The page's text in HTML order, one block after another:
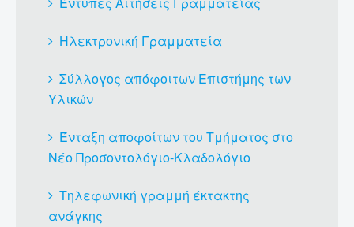
Ηλεκτρονική Γραμματεία
Σύλλογος απόφοιτων Επιστήμης των
Υλικών
Ένταξη αποφοίτων του Τμήματος στο
Νέο Προσοντολόγιο-Κλαδολόγιο
Τηλεφωνική γραμμή έκτακτης
ανάγκης